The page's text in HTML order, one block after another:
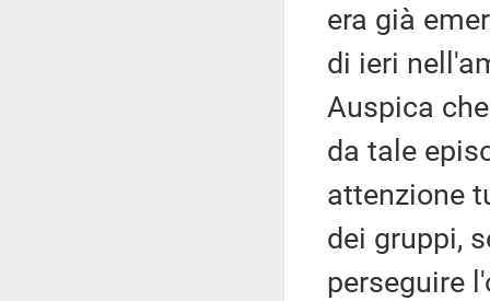
era già
di ieri
Auspica
da tale
attenzione
dei gruppi,
perseguire